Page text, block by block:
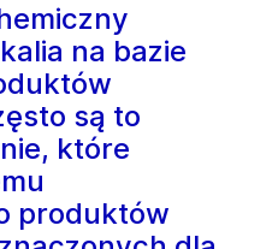
na bazie
są to
które
produktów